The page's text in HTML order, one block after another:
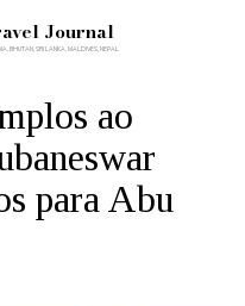
Journal
ao
para Abu